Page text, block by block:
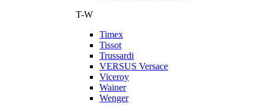
T-W
Timex
Tissot
Trussardi
VERSUS Versace
Viceroy
Wainer
Wenger